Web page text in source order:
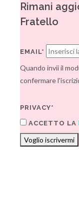
Rimani
Fratello
EMAIL*
Quando invii il
confermare
PRIVACY*
ACCETTO LA
Voglio iscrivermi